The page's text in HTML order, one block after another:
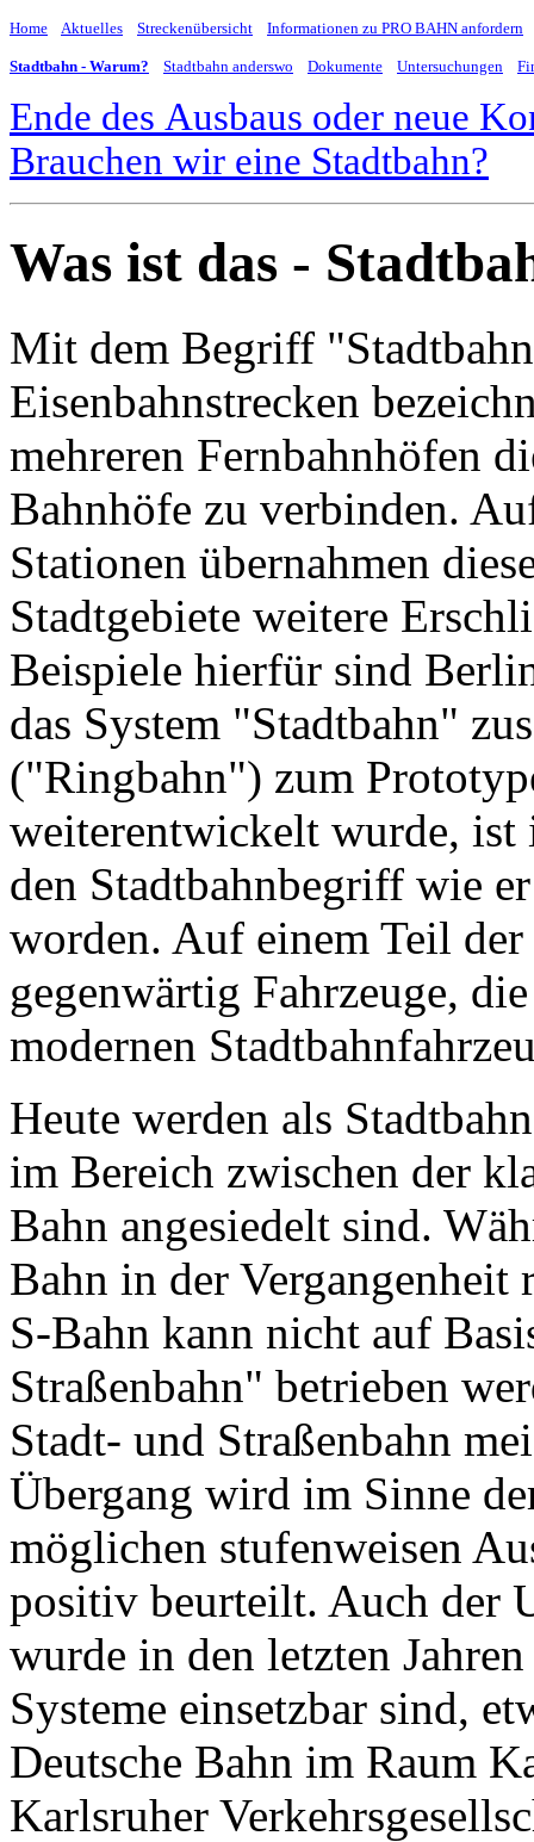
Home Aktuelles Streckenübersicht Informationen zu PRO BAHN anfordern
Stadtbahn - Warum? Stadtbahn anderswo Dokumente Untersuchungen
Ende des Ausbaus oder neue
Brauchen wir eine Stadtbahn?
Was ist das -
Mit dem Begriff
Eisenbahnstrecken
mehreren Fernbahnhöfen
Bahnhöfe zu verbinden.
Stationen übernahmen
Stadtgebiete weitere
Beispiele hierfür sind
das System "Stadtbahn"
("Ringbahn") zum
weiterentwickelt wurde, ist
den Stadtbahnbegriff wie
worden. Auf einem Teil
gegenwärtig Fahrzeuge,
modernen
Heute werden als
im Bereich zwischen der
Bahn angesiedelt sind.
Bahn in der
S-Bahn kann nicht auf
Straßenbahn" betrieben
Stadt- und Straßenbahn
Übergang wird im Sinne
möglichen stufenweisen
positiv beurteilt. Auch der
wurde in den letzten
Systeme einsetzbar sind,
Deutsche Bahn im Raum
Karlsruher